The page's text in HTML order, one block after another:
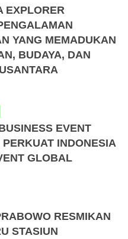
EXPLORER
YANG MEMADUKAN
BUDAYA, DAN
EVENT
INDONESIA
GLOBAL
RESMIKAN
STASIUN